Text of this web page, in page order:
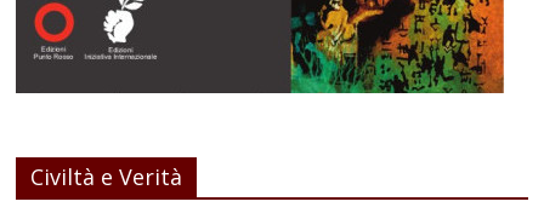
Civiltà e Verità